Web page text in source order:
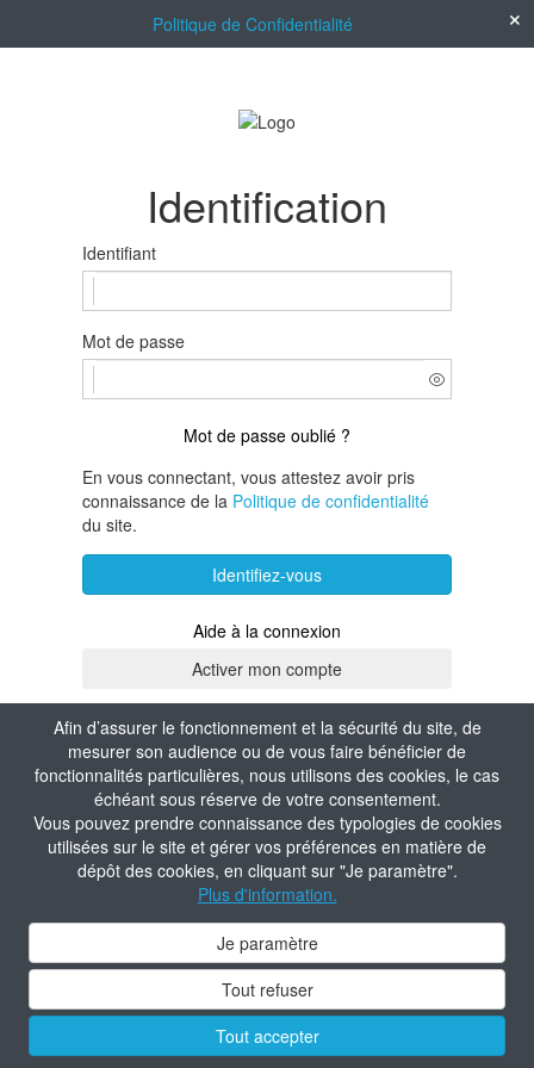
Afin d’assurer le fonctionnement et la sécurité du site, de
mesurer son audience ou de vous faire bénéficier de
fonctionnalités particulières, nous utilisons des cookies, le cas
échéant sous réserve de votre consentement.
Vous pouvez prendre connaissance des typologies de cookies
utilisées sur le site et gérer vos préférences en matière de
dépôt des cookies, en cliquant sur "Je paramètre".
Plus d'information.
Je paramètre
Tout refuser
Tout accepter
Politique de Confidentialité
Identification
Identifiant
Mot de passe
Mot de passe oublié ?
En vous connectant, vous attestez avoir pris
connaissance de la Politique de confidentialité
du site.
Identifiez-vous
Aide à la connexion